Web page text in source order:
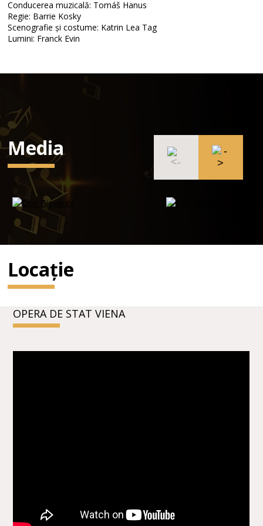
Conducerea muzicală: Tomáš Hanus
Regie: Barrie Kosky
Scenografie și costume: Katrin Lea Tag
Lumini: Franck Evin
Media
Locație
OPERA DE STAT VIENA